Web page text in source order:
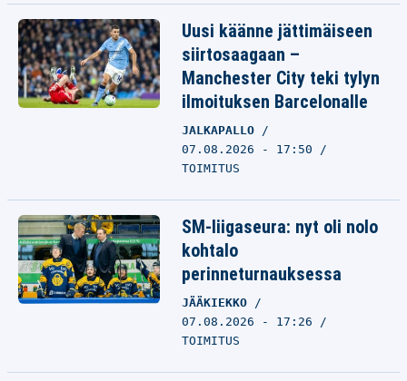
Uusi käänne jättimäiseen
siirtosaagaan –
Manchester City teki tylyn
ilmoituksen Barcelonalle
JALKAPALLO
07.08.2026 - 17:50
TOIMITUS
SM-liigaseura: nyt oli nolo
kohtalo
perinneturnauksessa
JÄÄKIEKKO
07.08.2026 - 17:26
TOIMITUS